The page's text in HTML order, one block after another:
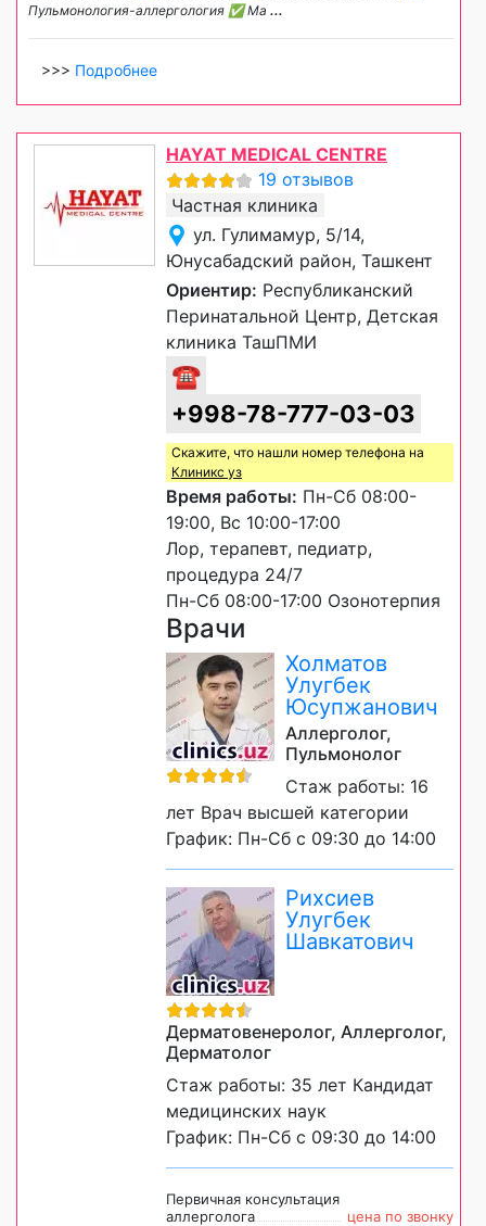
Пульмонология-аллергология ✅ Ма ...
>>> Подробнее
HAYAT MEDICAL CENTRE
19 отзывов
Частная клиника
ул. Гулимамур, 5/14,
Юнусабадский район, Ташкент
Ориентир: Республиканский
Перинатальной Центр, Детская
клиника ТашПМИ
☎
+998-78-777-03-03
Скажите, что нашли номер телефона на
Клиникс уз
Время работы: Пн-Сб 08:00-
19:00, Вс 10:00-17:00
Лор, терапевт, педиатр,
процедура 24/7
Пн-Сб 08:00-17:00 Озонотерпия
Врачи
Холматов
Улугбек
Юсупжанович
Аллерголог,
Пульмонолог
Стаж работы: 16
лет Врач высшей категории
График: Пн-Сб с 09:30 до 14:00
Рихсиев
Улугбек
Шавкатович
Дерматовенеролог, Аллерголог,
Дерматолог
Стаж работы: 35 лет Кандидат
медицинских наук
График: Пн-Сб с 09:30 до 14:00
Первичная консультация
аллерголога
цена по звонку